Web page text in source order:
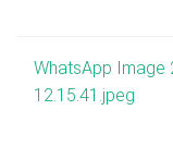
WhatsApp Image
12.15.41.jpeg